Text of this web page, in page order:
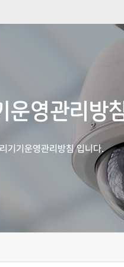
운영관리방
기기운영관리방침 입니다.